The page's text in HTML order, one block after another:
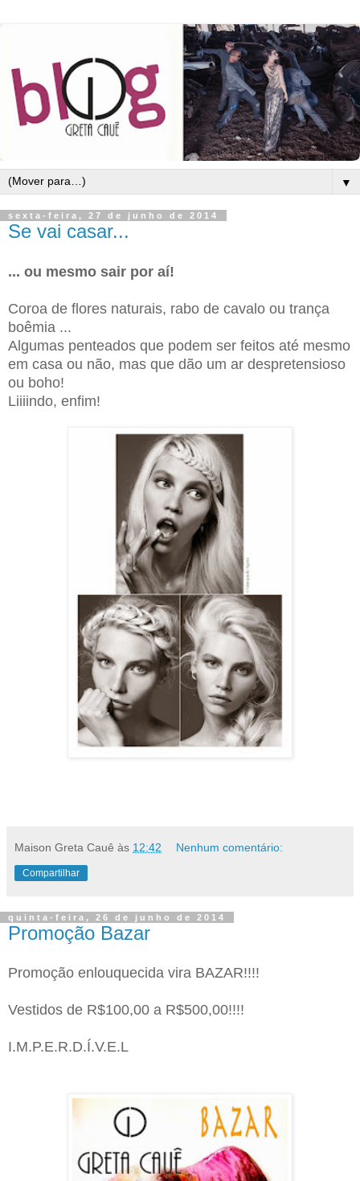
▼
sexta-feira, 27 de junho de 2014
Se vai casar...
... ou mesmo sair por aí!
Coroa de flores naturais, rabo de cavalo ou trança
boêmia ...
Algumas penteados que podem ser feitos até mesmo
em casa ou não, mas que dão um ar despretensioso
ou boho!
Liiiindo, enfim!
Maison Greta Cauê às 12:42 Nenhum comentário:
Compartilhar
quinta-feira, 26 de junho de 2014
Promoção Bazar
Promoção enlouquecida vira BAZAR!!!!
Vestidos de R$100,00 a R$500,00!!!!
I.M.P.E.R.D.Í.V.E.L